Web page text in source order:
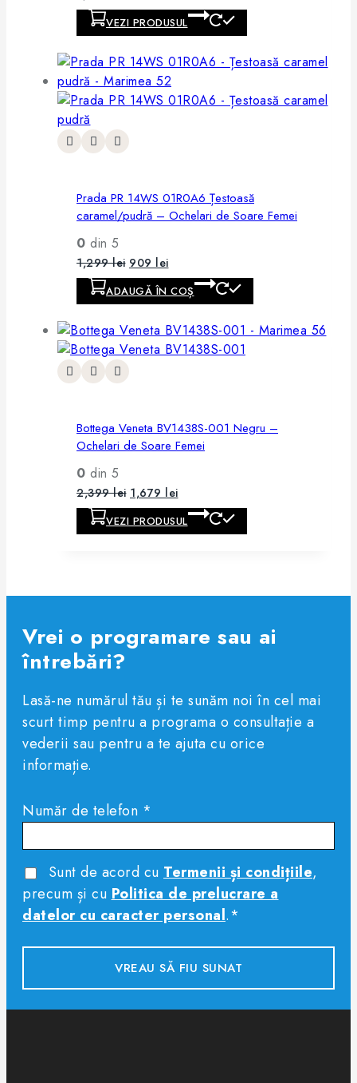
VEZI PRODUSUL
Prada PR 14WS 01R0A6 Țestoasă
caramel/pudră – Ochelari de Soare Femei
0 din 5
1,299lei 909 lei
ADAUGĂ ÎN COȘ
Bottega Veneta BV1438S-001 Negru –
Ochelari de Soare Femei
0 din 5
2,399lei 1,679 lei
VEZI PRODUSUL
Vrei o programare sau ai
întrebări?
Lasă-ne numărul tău și te sunăm noi în cel mai
scurt timp pentru a programa o consultație a
vederii sau pentru a te ajuta cu orice
informație.
Număr de telefon *
Sunt de acord cu Termenii și condițiile,
precum și cu Politica de prelucrare a
datelor cu caracter personal.*